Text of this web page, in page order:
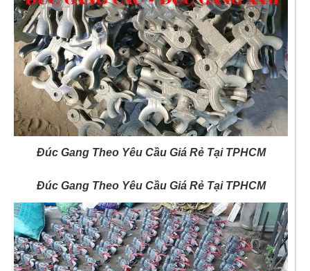
Đúc Gang Theo Yêu Cầu Giá Rẻ Tại TPHCM
Đúc Gang Theo Yêu Cầu Giá Rẻ Tại TPHCM